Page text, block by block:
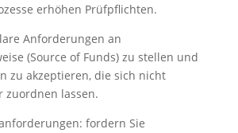
erhöhen Prüfpflichten.
Anforderungen an
(Source of Funds) zu stellen und
zu akzeptieren, die sich nicht
zuordnen lassen.
fordern Sie